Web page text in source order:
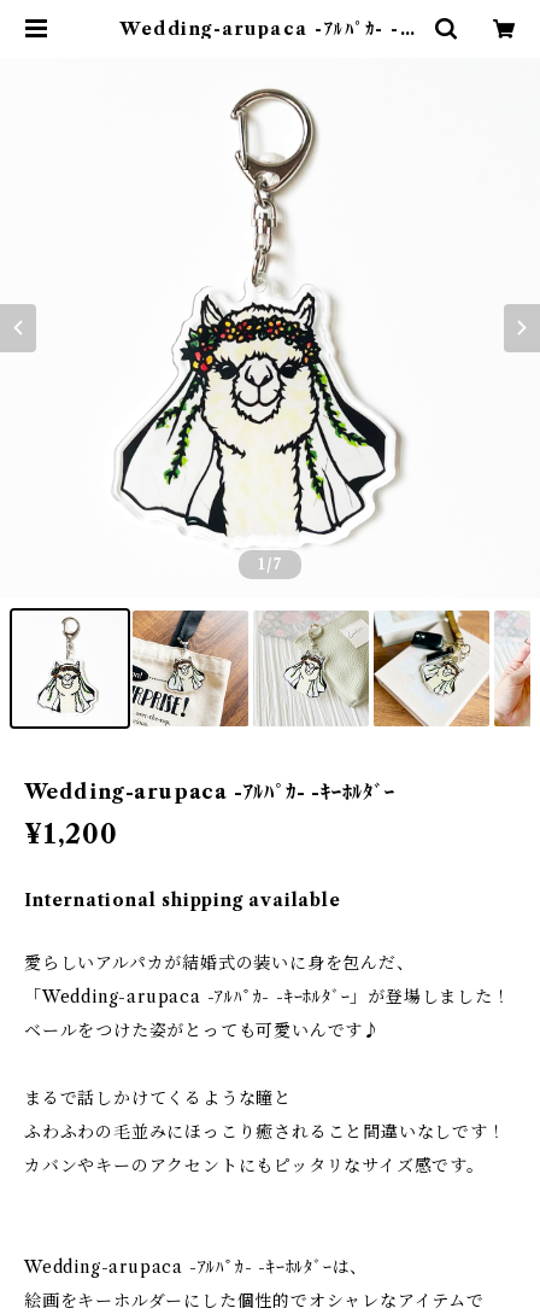
Wedding-arupaca -ｱﾙﾊﾟｶ- -ｷｰ
1 /7
Wedding-arupaca -ｱﾙﾊﾟｶ- -ｷｰﾎﾙﾀﾞｰ
¥1,200
International shipping available
愛らしいアルパカが結婚式の装いに身を包んだ、
「Wedding-arupaca -ｱﾙﾊﾟｶ- -ｷｰﾎﾙﾀﾞｰ」が登場しました！
ベールをつけた姿がとっても可愛いんです♪
まるで話しかけてくるような瞳と
ふわふわの毛並みにほっこり癒されること間違いなしです！
カバンやキーのアクセントにもピッタリなサイズ感です。
Wedding-arupaca -ｱﾙﾊﾟｶ- -ｷｰﾎﾙﾀﾞｰは、
絵画をキーホルダーにした個性的でオシャレなアイテムで